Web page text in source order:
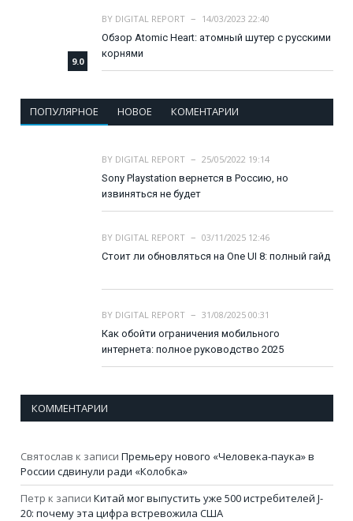
9.0
BY DIGITAL REPORT
14/03/2023 22:40
Обзор Atomic Heart: атомный шутер с русскими
корнями
ПОПУЛЯРНОЕ НОВОЕ КОМЕНТАРИИ
BY DIGITAL REPORT
25/05/2022 19:14
Sony Playstation вернется в Россию, но
извиняться не будет
BY DIGITAL REPORT
03/11/2025 12:46
Стоит ли обновляться на One UI 8: полный гайд
BY DIGITAL REPORT
31/08/2025 00:31
Как обойти ограничения мобильного
интернета: полное руководство 2025
КОММЕНТАРИИ
Святослав к записи Премьеру нового «Человека-паука» в
России сдвинули ради «Колобка»
Петр к записи Китай мог выпустить уже 500 истребителей J-
20: почему эта цифра встревожила США